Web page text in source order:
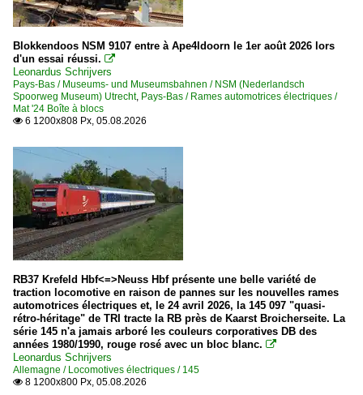
Blokkendoos NSM 9107 entre à Ape4ldoorn le 1er août 2026 lors
d'un essai réussi. 
Leonardus Schrijvers
Pays-Bas / Museums- und Museumsbahnen / NSM (Nederlandsch
Spoorweg Museum) Utrecht, Pays-Bas / Rames automotrices électriques /
Mat '24 Boîte à blocs
 6 1200x808 Px, 05.08.2026
RB37 Krefeld Hbf<=>Neuss Hbf présente une belle variété de
traction locomotive en raison de pannes sur les nouvelles rames
automotrices électriques et, le 24 avril 2026, la 145 097 "quasi-
rétro-héritage" de TRI tracte la RB près de Kaarst Broicherseite. La
série 145 n'a jamais arboré les couleurs corporatives DB des
années 1980/1990, rouge rosé avec un bloc blanc. 
Leonardus Schrijvers
Allemagne / Locomotives électriques / 145
 8 1200x800 Px, 05.08.2026